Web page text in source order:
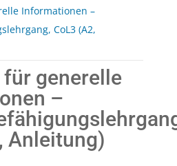
Informationen –
CoL3 (A2,
für generelle
–
Anleitung)